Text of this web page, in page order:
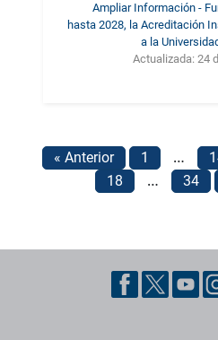
Ampliar Información -
hasta 2028, la Acreditación
a la
Actualizada: 24
« Anterior 1 …
18
… 34
Pie de página con información de